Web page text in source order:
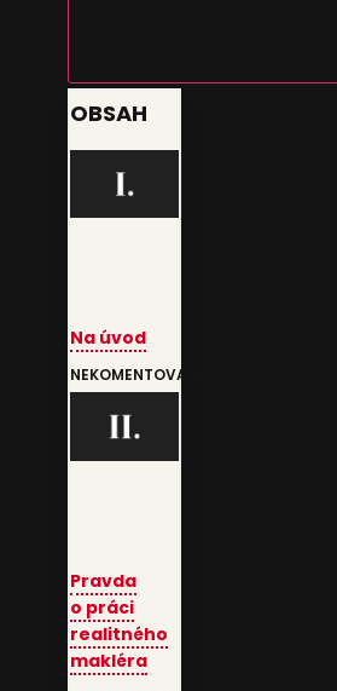
OBSAH
Na úvod
NEKOMENTOVANÉ
Pravda
o práci
realitného
makléra